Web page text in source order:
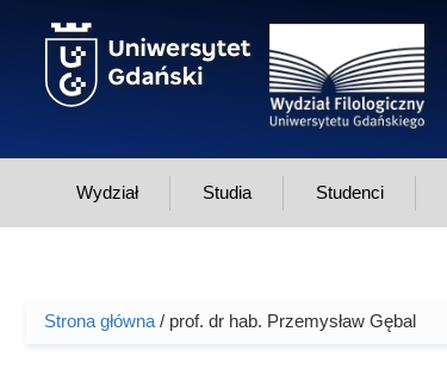
Wydział Studia Studenci
Jesteś tutaj
Strona główna / prof. dr hab. Przemysław Gębal